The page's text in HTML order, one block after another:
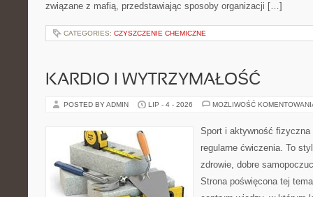
związane z mafią, przedstawiając sposoby organizacji […]
CATEGORIES: CZYSZCZENIE CHEMICZNE
KARDIO I WYTRZYMAŁOŚĆ
POSTED BY ADMIN LIP - 4 - 2026 MOŻLIWOŚĆ
Sport i aktywność
regularne ćwiczenia. To
zdrowie, dobre
Strona poświęcona tej